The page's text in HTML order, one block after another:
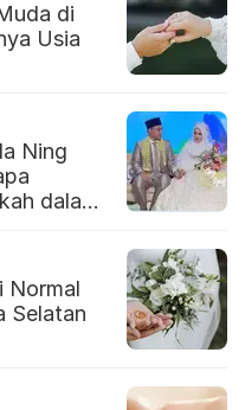
di
Usia
Ning
dalam
Normal
Selatan